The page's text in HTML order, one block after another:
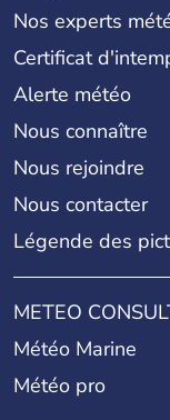
Nos experts
Certificat
Alerte météo
Nous connaître
Nous rejoindre
Nous contacter
Légende des
METEO
Météo Marine
Météo pro